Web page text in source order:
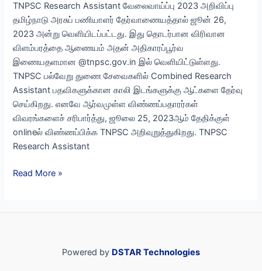
TNPSC Research Assistant வேலைவாய்ப்பு 2023 அறிவிப்பு
தமிழ்நாடு அரசுப் பணியாளர் தேர்வாணையத்தால் ஜூன் 26,
2023 அன்று வெளியிடப்பட்டது. இது தொடர்பான விரிவான
விளம்பரத்தை ஆணையம் அதன் அதிகாரப்பூர்வ
இணையதளமான @tnpsc.gov.in இல் வெளியிட்டுள்ளது.
TNPSC பல்வேறு துணை சேவைகளில் Combined Research
Assistant பதவிகளுக்கான காலி இடங்களுக்கு ஆட்களை தேர்வு
செய்கிறது. எனவே ஆர்வமுள்ள விண்ணப்பதாரர்கள்
விவரங்களைச் சரிபார்த்து, ஜூலை 25, 2023ஆம் தேதிக்குள்
onlineல் விண்ணப்பிக்க TNPSC அறிவுறுத்துகிறது. TNPSC
Research Assistant
TNPSC
Read More »
Powered by DSTAR Technologies